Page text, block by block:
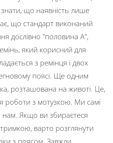
що наявність лише
що стандарт виконаний
дослівно "половина А",
який корисний для
з ремінця і двох
поясі. Ще одним
розташована на животі. Це,
роботи з мотузкою. Ми самі
нам. Якщо ви збираєтеся
варто розглянути
з поясом. Завжди